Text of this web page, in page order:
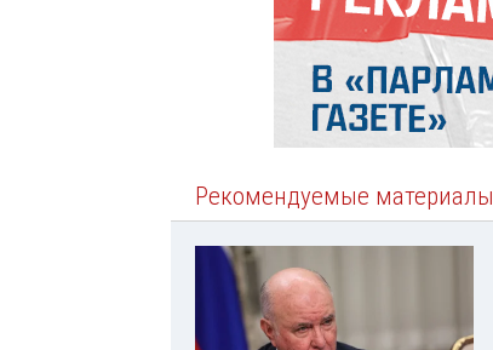
Рекомендуемые материалы